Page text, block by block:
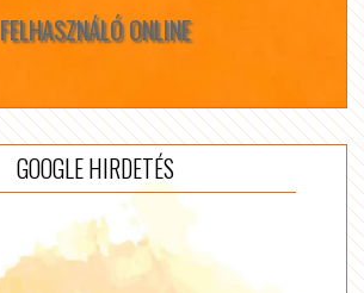
FELHASZNÁLÓ ONLINE
GOOGLE HIRDETÉS